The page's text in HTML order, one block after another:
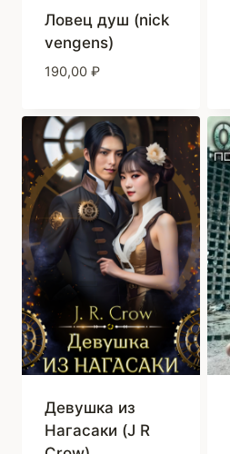
Ловец душ (nick
vengens)
190,00 ₽
Девушка из
Нагасаки (J R